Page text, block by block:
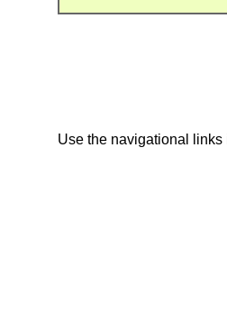
Use the navigational